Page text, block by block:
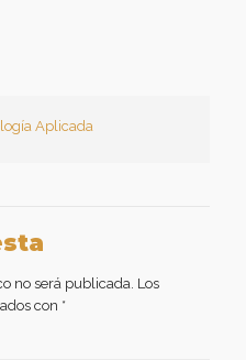
Aplicada
no será publicada. Los
con *